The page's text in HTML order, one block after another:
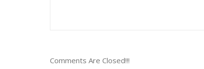
Comments Are Closed!!!